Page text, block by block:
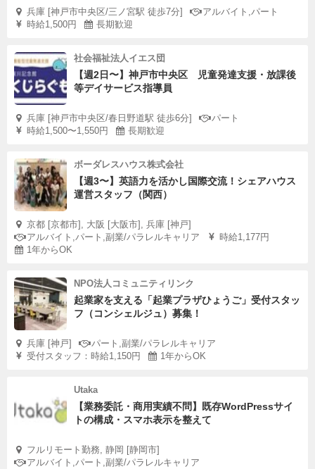
兵庫 [神戸市中央区/三ノ宮駅 徒歩7分]
アルバイト,パート
時給1,500円
長期歓迎
社会福祉法人イエス団
【週2日〜】神戸市中央区 児童発達支援・放課後
等デイサービス指導員
兵庫 [神戸市中央区/春日野道駅 徒歩6分]
パート
時給1,500〜1,550円
長期歓迎
ボーダレスハウス株式会社
【週3〜】英語力を活かし国際交流！シェアハウス
運営スタッフ（関西）
京都 [京都市], 大阪 [大阪市], 兵庫 [神戸]
アルバイト,パート,副業/パラレルキャリア
時給1,177円
1年からOK
NPO法人コミュニティリンク
起業家を支える「起業プラザひょうご」受付スタッ
フ（コンシェルジュ）募集！
兵庫 [神戸]
パート,副業/パラレルキャリア
受付スタッフ：時給1,150円
1年からOK
Utaka
【業務委託・商用実績不問】既存WordPressサイ
トの構成・スマホ表示を整えて
フルリモート勤務, 静岡 [静岡市]
アルバイト,パート,副業/パラレルキャリア